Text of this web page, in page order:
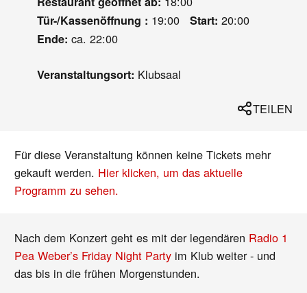
Tür-/Kassenöffnung : 19:00 Start: 20:00
Ende: ca. 22:00
Veranstaltungsort: Klubsaal
TEILEN
Für diese Veranstaltung können keine Tickets mehr
gekauft werden. Hier klicken, um das aktuelle
Programm zu sehen.
Nach dem Konzert geht es mit der legendären Radio 1
Pea Weber’s Friday Night Party im Klub weiter - und
das bis in die frühen Morgenstunden.